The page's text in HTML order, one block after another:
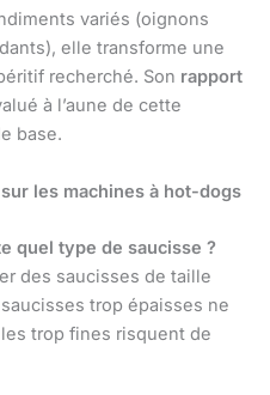
variés (oignons
elle transforme une
recherché. Son rapport
à l’aune de cette
base.
les machines à hot-dogs
quel type de saucisse ?
des saucisses de taille
trop épaisses ne
trop fines risquent de